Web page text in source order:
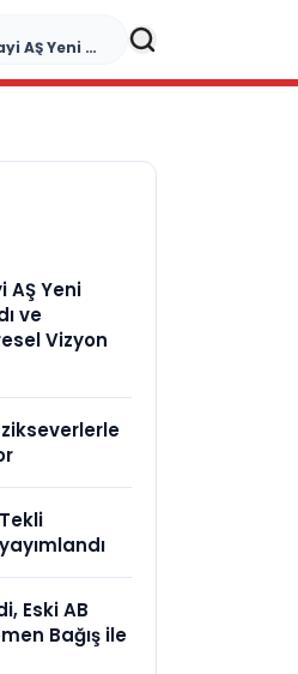
Açıkgöz Savunma Sanayi AŞ Yeni Yönetim Kurulunu Açıkladı ve Savunma Sanayinde Küresel Vizyon Vurgusu
AŞ Yeni
ve
Vizyon
Eski AB
Bağış ile